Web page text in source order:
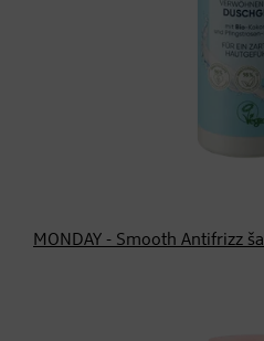
MONDAY - Smooth Antifrizz